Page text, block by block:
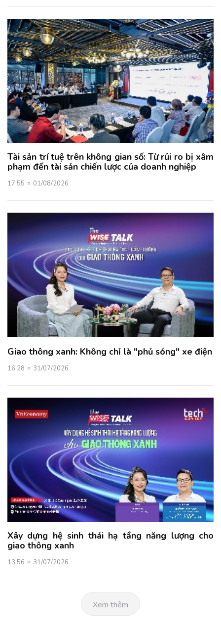
Tài sản trí tuệ trên không gian số: Từ rủi ro bị xâm
phạm đến tài sản chiến lược của doanh nghiệp
17:55 01/08/2026
Giao thông xanh: Không chỉ là "phủ sóng" xe điện
16:28 31/07/2026
Xây dựng hệ sinh thái hạ tầng năng lượng cho
giao thông xanh
13:56 31/07/2026
Xem thêm